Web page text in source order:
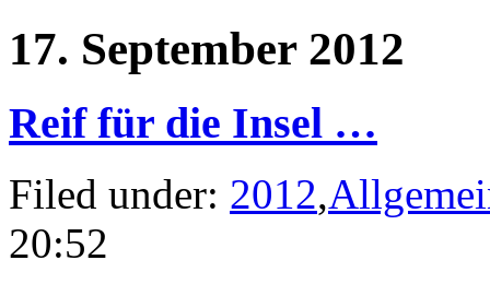
17. September 2012
Reif für die Insel …
Filed under: 2012,
20:52